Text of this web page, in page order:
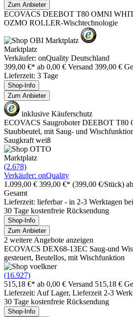
Zum Anbieter
ECOVACS DEEBOT T80 OMNI
OZMO ROLLER-Wischtechnologie
Marktplatz
Verkäufer: onQuality Deutschland
399,00 €* ab 0,00 € Versand 399,00 €
Lieferzeit: 3 Tage
Shop-Info
Zum Anbieter
inklusive Käuferschutz
ECOVACS Saugroboter DEEBOT
Staubbeutel, mit Saug- und
Saugkraft weiß
Marktplatz
(2.678)
Verkäufer: onQuality
1.099,00 € 399,00 €* (399,00 €/Stück)
Gesamt
Lieferzeit: lieferbar - in 2-3 Werktagen
30 Tage kostenfreie Rücksendung
Shop-Info
Zum Anbieter
2 weitere Angebote anzeigen
ECOVACS DEX68-13EC Saug-und
gesteuert, Beutellos, mit Wischfunktion
(16.927)
515,18 €* ab 0,00 € Versand 515,18 €
Lieferzeit: Auf Lager, Lieferzeit 2-3
30 Tage kostenfreie Rücksendung
Shop-Info